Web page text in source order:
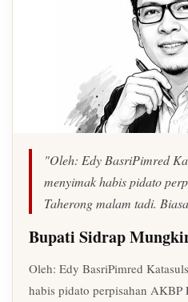
"Oleh: Edy BasriPimred
menyimak habis pidato
Taherong malam tadi.
Bupati Sidrap
Oleh: Edy BasriPimred
habis pidato perpisahan AKBP